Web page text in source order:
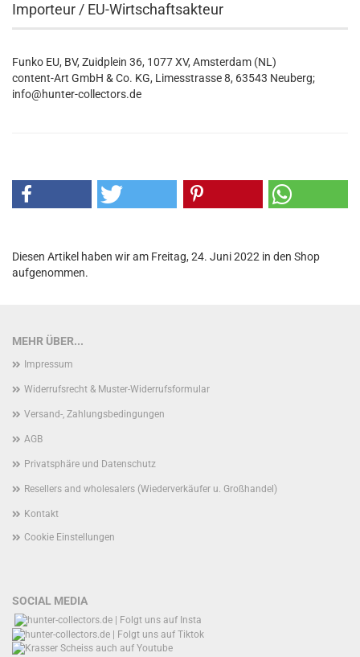
Importeur / EU-Wirtschaftsakteur
Funko EU, BV, Zuidplein 36, 1077 XV, Amsterdam (NL)
content-Art GmbH & Co. KG, Limesstrasse 8, 63543 Neuberg;
info@hunter-collectors.de
Diesen Artikel haben wir am Freitag, 24. Juni 2022 in den Shop
aufgenommen.
MEHR ÜBER...
Impressum
Widerrufsrecht & Muster-Widerrufsformular
Versand-, Zahlungsbedingungen
AGB
Privatsphäre und Datenschutz
Resellers and wholesalers (Wiederverkäufer u. Großhandel)
Kontakt
Cookie Einstellungen
SOCIAL MEDIA